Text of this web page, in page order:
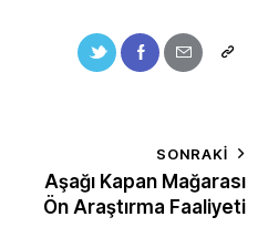
SONRAKI
Aşağı Kapan Mağarası
Ön Araştırma Faaliyeti